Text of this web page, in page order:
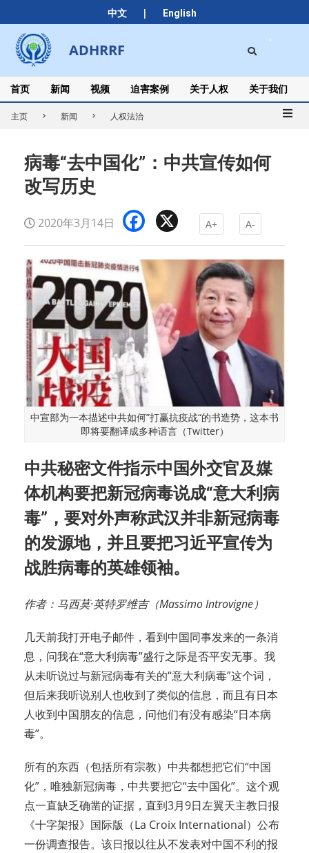
中文 | English
to
content
ADHRRF
Secondary
Navigation
Menu
首页 新闻 视频 迫害案例 关于人权 关于我们
主页 新闻 人权法治
病毒“去中国化”：中共宣传如何
改写历史
2020年3月14日 Facebook A+ A-
中宣部为一本描述中共如何”打赢抗疫战“的书造势，这本书
即将要翻译成多种语言（Twitter）
中共秘密文件指示中国外交官及媒
体机构要把新冠病毒说成“意大利病
毒”，要对外声称武汉并非新冠病毒
的发源地，并且要把习近平宣传为
战胜病毒的英雄领袖。
作者：马西莫·英特罗维吉（Massimo Introvigne）
几天前我打开电子邮件，看到中国同事发来的一条消
息，问我在“意大利病毒”盛行之际是否平安无事。我
从未听说过与新冠病毒有关的“意大利病毒”这个词，
但后来我听说别人也收到了类似的信息，而且有日本
人收到中国朋友的信息，问他们有没有感染“日本病
毒”。
所有的东西（包括所有宗教）中共都想把它们“中国
化”，唯独新冠病毒，中共要把它“去中国化”。这个观
点一直缺乏确凿的证据，直到3月9日左翼天主教日报
《十字架报》国际版（La Croix International）公布
一份调查报告。该日报以往从不发表对中国不利的报